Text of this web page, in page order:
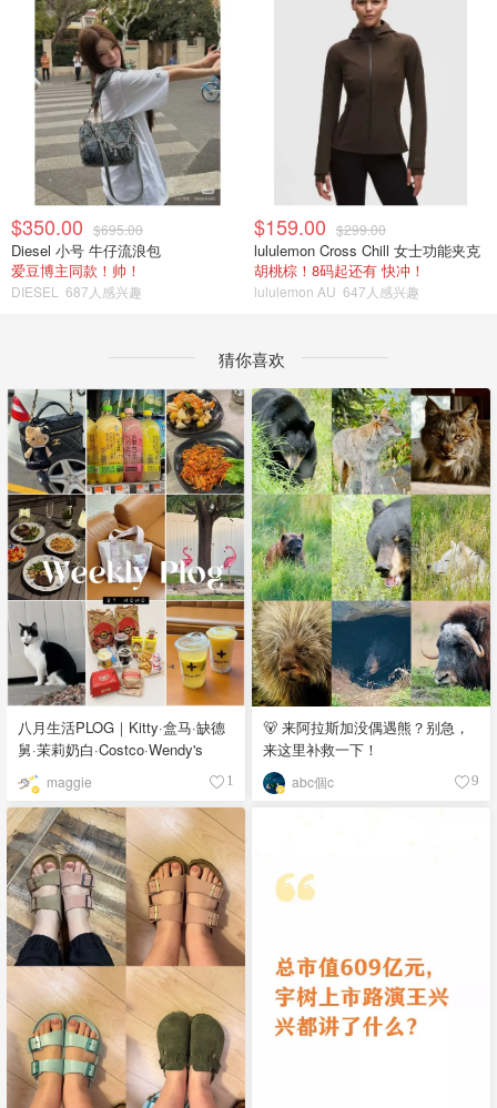
$350.00 $695.00
Diesel 小号 牛仔流浪包
爱豆博主同款！帅！
DIESEL 687人感兴趣
$159.00 $299.00
lululemon Cross Chill 女士功能夹克
胡桃棕！8码起还有 快冲！
lululemon AU 647人感兴趣
猜你喜欢
八月生活PLOG｜Kitty·盒马·缺德
舅·茉莉奶白·Costco·Wendy's
maggie 1
🐻 来阿拉斯加没偶遇熊？别急，
来这里补救一下！
abc個c 9